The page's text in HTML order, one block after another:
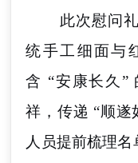
此次慰问
统手工细面与
含 “安康长久”
祥，传递 “顺遂
人员提前梳理